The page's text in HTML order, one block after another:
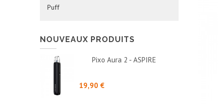
Puff
NOUVEAUX PRODUITS
Pixo Aura 2 - ASPIRE
19,90 €